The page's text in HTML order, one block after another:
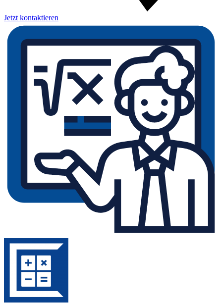
Jetzt kontaktieren